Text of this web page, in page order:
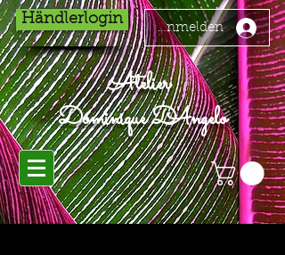
Händlerlogin
Anmelden
Atelier
Dominique D'Angelo